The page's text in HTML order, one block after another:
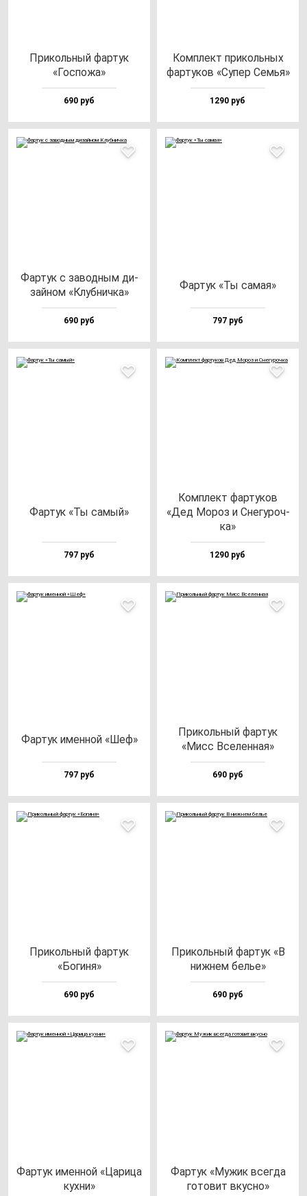
При­коль­ный фар­тук
«Гос­по­жа»
690 руб
Ком­плект при­коль­ных
фар­ту­ков «Супер Семья»
1290 руб
Фар­тук с за­вод­ным ди­
зай­ном «Клуб­нич­ка»
690 руб
Фар­тук «Ты са­мая»
797 руб
Фар­тук «Ты са­мый»
797 руб
Ком­плект фар­ту­ков
«Дед Мороз и Сне­гу­роч­
ка»
1290 руб
Фар­тук имен­ной «Шеф»
797 руб
При­коль­ный фар­тук
«Мисс Все­лен­ная»
690 руб
При­коль­ный фар­тук
«Боги­ня»
690 руб
При­коль­ный фар­тук «В
ниж­нем белье»
690 руб
Фар­тук имен­ной «Цари­ца
кух­ни»
Фар­тук «Мужик всег­да
го­то­вит вкус­но»